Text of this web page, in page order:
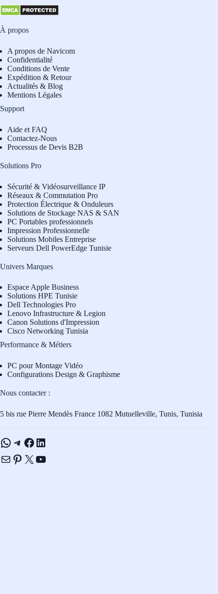
À propos
A propos de Navicom
Confidentialité
Conditions de Vente
Expédition & Retour
Actualités & Blog
Mentions Légales
Support
Aide et FAQ
Contactez-Nous
Processus de Devis B2B
Solutions Pro
Sécurité & Vidéosurveillance IP
Réseaux & Commutation Pro
Protection Électrique & Onduleurs
Solutions de Stockage NAS & SAN
PC Portables professionnels
Impression Professionnelle
Solutions Mobiles Entreprise
Serveurs Dell PowerEdge Tunisie
Univers Marques
Espace Apple Business
Solutions HPE Tunisie
Dell Technologies Pro
Lenovo Infrastructure & Legion
Canon Solutions d'Impression
Cisco Networking Tunisia
Performance & Métiers
PC pour Montage Vidéo
Configurations Design & Graphisme
Nous contacter :
5 bis rue Pierre Mendès France 1082 Mutuelleville, Tunis, Tunisia
WhatsApp
Telegram
Facebook
LinkedIn
E-mailPinterest
X YouTube